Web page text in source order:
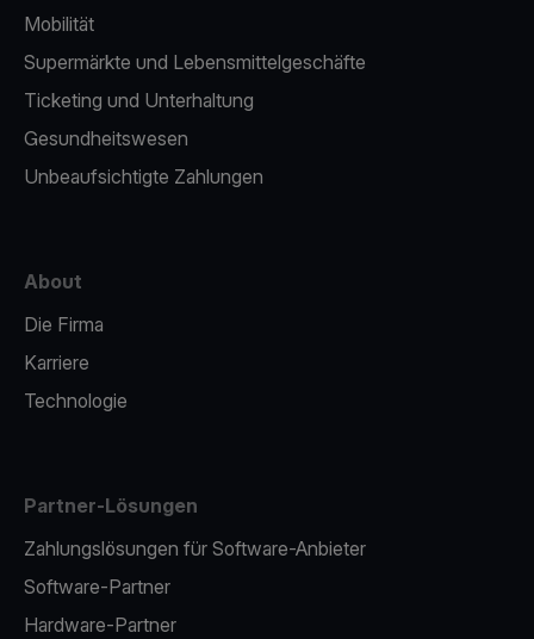
Mobilität
Supermärkte und Lebensmittelgeschäfte
Ticketing und Unterhaltung
Gesundheitswesen
Unbeaufsichtigte Zahlungen
About
Die Firma
Karriere
Technologie
Partner-Lösungen
Zahlungslösungen für Software-Anbieter
Software-Partner
Hardware-Partner